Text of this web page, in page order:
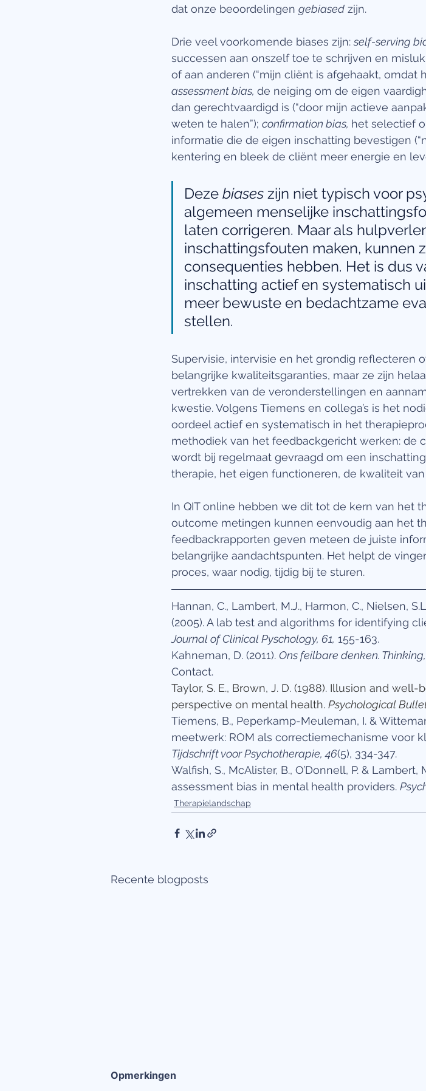
dat onze beoordelingen gebiased zijn.
Drie veel voorkomende biases zijn: self-serving
successen aan onszelf toe te schrijven en
of aan anderen (“mijn cliënt is afgehaakt, omdat
assessment bias, de neiging om de eigen
dan gerechtvaardigd is (“door mijn actieve
weten te halen”); confirmation bias, het selectief
informatie die de eigen inschatting bevestigen
kentering en bleek de cliënt meer energie en
Deze biases zijn niet typisch voor
algemeen menselijke
laten corrigeren. Maar als
inschattingsfouten maken, kunnen
consequenties hebben. Het is dus
inschatting actief en systematisch
meer bewuste en bedachtzame
stellen.
Supervisie, intervisie en het grondig reflecteren
belangrijke kwaliteitsgaranties, maar ze zijn
vertrekken van de veronderstellingen en
kwestie. Volgens Tiemens en collega’s is het
oordeel actief en systematisch in het
methodiek van het feedbackgericht werken: de
wordt bij regelmaat gevraagd om een
therapie, het eigen functioneren, de kwaliteit
In QIT online hebben we dit tot de kern van het
outcome metingen kunnen eenvoudig aan het
feedbackrapporten geven meteen de juiste
belangrijke aandachtspunten. Het helpt de
proces, waar nodig, tijdig bij te sturen.
Hannan, C., Lambert, M.J., Harmon, C., Nielsen,
(2005). A lab test and algorithms for identifying
Journal of Clinical Pyschology, 61, 155-163.
Kahneman, D. (2011). Ons feilbare denken.
Contact.
Taylor, S. E., Brown, J. D. (1988). Illusion and
perspective on mental health. Psychological
Tiemens, B., Peperkamp-Meuleman, I. &
meetwerk: ROM als correctiemechanisme voor
Tijdschrift voor Psychotherapie, 46(5), 334-347.
Walfish, S., McAlister, B., O’Donnell, P. &
assessment bias in mental health providers.
Therapielandschap
Recente blogposts
Opmerkingen